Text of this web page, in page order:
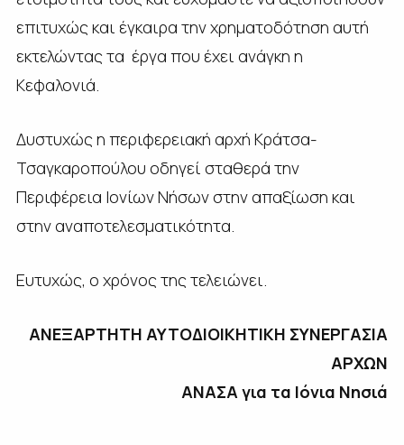
επιτυχώς και έγκαιρα την χρηματοδότηση αυτή
εκτελώντας τα έργα που έχει ανάγκη η
Κεφαλονιά.
Δυστυχώς η περιφερειακή αρχή Κράτσα-
Τσαγκαροπούλου οδηγεί σταθερά την
Περιφέρεια Ιονίων Νήσων στην απαξίωση και
στην αναποτελεσματικότητα.
Ευτυχώς, ο χρόνος της τελειώνει.
ΑΝΕΞΑΡΤΗΤΗ ΑΥΤΟΔΙΟΙΚΗΤΙΚΗ ΣΥΝΕΡΓΑΣΙΑ
ΑΡΧΩΝ
ΑΝΑΣΑ για τα Ιόνια Νησιά